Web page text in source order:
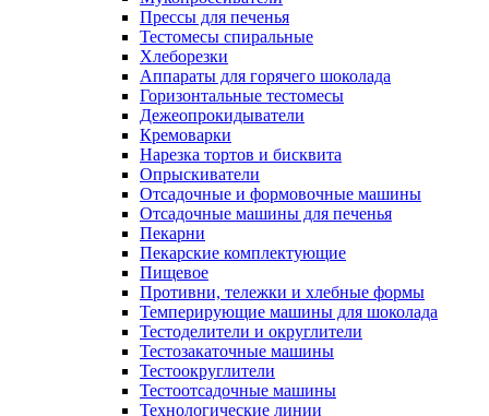
Прессы для печенья
Тестомесы спиральные
Хлеборезки
Аппараты для горячего шоколада
Горизонтальные тестомесы
Дежеопрокидыватели
Кремоварки
Нарезка тортов и бисквита
Опрыскиватели
Отсадочные и формовочные машины
Отсадочные машины для печенья
Пекарни
Пекарские комплектующие
Пищевое
Противни, тележки и хлебные формы
Темперирующие машины для шоколада
Тестоделители и округлители
Тестозакаточные машины
Тестоокруглители
Тестоотсадочные машины
Технологические линии